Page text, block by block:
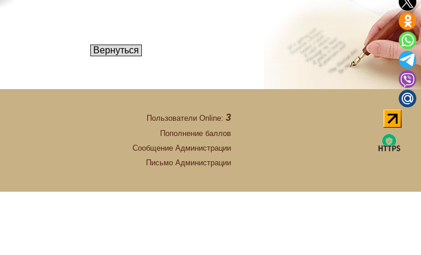
Пользователи Online: 3
Пополнение баллов
Сообщение Администрации
Письмо Администрации